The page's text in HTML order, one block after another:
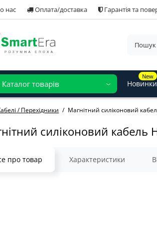
нас Оплата/доставка Гарантія та
Каталог товарів
New
Новинки
/ Перехідники Магнітний силіконовий
силіконовий
про товар Характеристики